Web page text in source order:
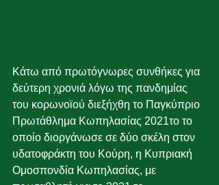
Κάτω από πρωτόγνωρες συνθήκες για
δεύτερη χρονιά λόγω της πανδημίας
του κορωνοϊού διεξήχθη το Παγκύπριο
Πρωτάθλημα Κωπηλασίας 2021το το
οποίο διοργάνωσε σε δύο σκέλη στον
υδατοφράκτη του Κούρη, η Κυπριακή
Ομοσπονδία Κωπηλασίας, με